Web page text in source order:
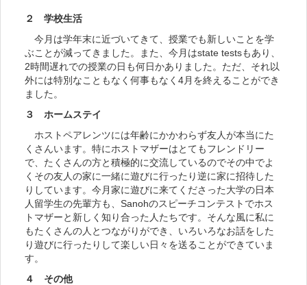
２ 学校生活
今月は学年末に近づいてきて、授業でも新しいことを学
ぶことが減ってきました。また、今月はstate testsもあり、
2時間遅れでの授業の日も何日かありました。ただ、それ以
外には特別なこともなく何事もなく4月を終えることができ
ました。
３ ホームステイ
ホストペアレンツには年齢にかかわらず友人が本当にた
くさんいます。特にホストマザーはとてもフレンドリー
で、たくさんの方と積極的に交流しているのでその中でよ
くその友人の家に一緒に遊びに行ったり逆に家に招待した
りしています。今月家に遊びに来てくださった大学の日本
人留学生の先輩方も、Sanohのスピーチコンテストでホス
トマザーと新しく知り合った人たちです。そんな風に私に
もたくさんの人とつながりができ、いろいろなお話をした
り遊びに行ったりして楽しい日々を送ることができていま
す。
４ その他